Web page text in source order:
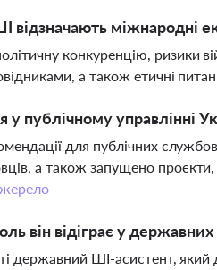
відзначають міжнародні
конкуренцію, ризики
а також етичні
публічному управлінні
для публічних
а також запущено
він відіграє у державних
державний ШІ-асистент,